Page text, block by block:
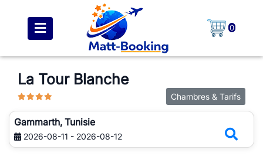
0
La Tour Blanche
Chambres & Tarifs
Gammarth, Tunisie
2026-08-11 - 2026-08-12